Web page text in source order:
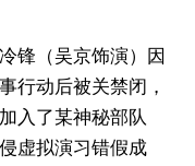
锋（吴京饰演）因
行动后被关禁闭，
入了某神秘部队
虚拟演习错假成